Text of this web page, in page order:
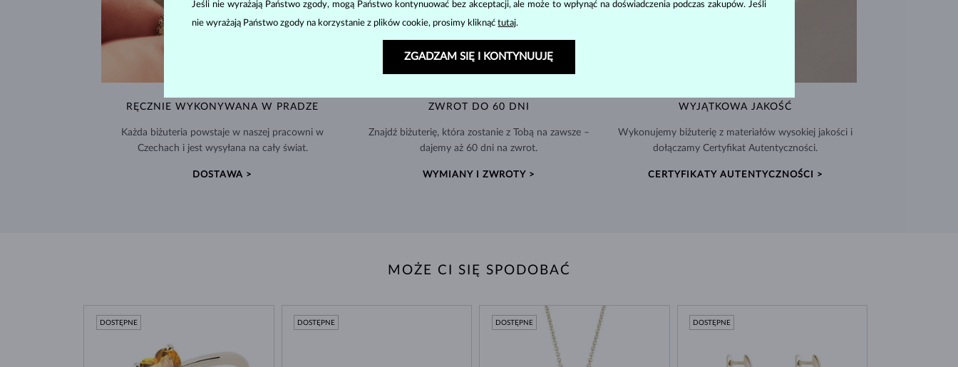
RĘCZNIE WYKONYWANA W PRADZE
Każda biżuteria powstaje w naszej pracowni w
Czechach i jest wysyłana na cały świat.
DOSTAWA >
ZWROT DO 60 DNI
Znajdź biżuterię, która zostanie z Tobą na zawsze –
dajemy aż 60 dni na zwrot.
WYMIANY I ZWROTY >
WYJĄTKOWA JAKOŚĆ
Wykonujemy biżuterię z materiałów wysokiej jakości i
dołączamy Certyfikat Autentyczności.
CERTYFIKATY AUTENTYCZNOŚCI >
MOŻE CI SIĘ SPODOBAĆ
DOSTĘPNE DOSTĘPNE DOSTĘPNE DOSTĘPNE
Jeśli nie wyrażają Państwo zgody, mogą Państwo kontynuować bez akceptacji, ale może to wpłynąć na doświadczenia podczas zakupów. Jeśli
nie wyrażają Państwo zgody na korzystanie z plików cookie, prosimy kliknąćtutaj.
ZGADZAM SIĘ I KONTYNUUJĘ